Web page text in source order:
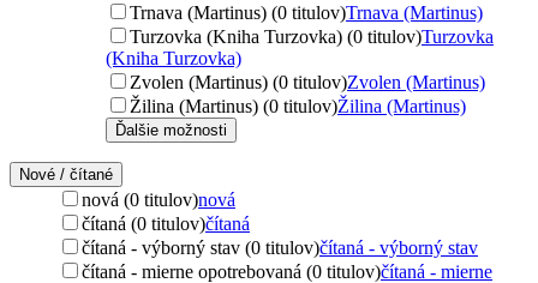
Trnava (Martinus) (0 titulov)Trnava (Martinus)
Turzovka (Kniha Turzovka) (0 titulov)Turzovka
(Kniha Turzovka)
Zvolen (Martinus) (0 titulov)Zvolen (Martinus)
Žilina (Martinus) (0 titulov)Žilina (Martinus)
Ďalšie možnosti
Nové / čítané
nová (0 titulov)nová
čítaná (0 titulov)čítaná
čítaná - výborný stav (0 titulov)čítaná - výborný stav
čítaná - mierne opotrebovaná (0 titulov)čítaná - mierne